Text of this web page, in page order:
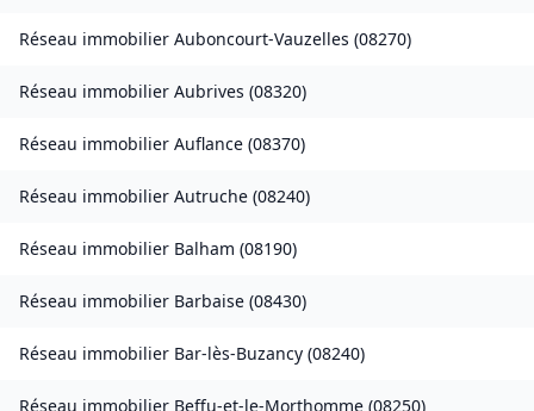
Réseau immobilier Auboncourt-Vauzelles (08270)
Réseau immobilier Aubrives (08320)
Réseau immobilier Auflance (08370)
Réseau immobilier Autruche (08240)
Réseau immobilier Balham (08190)
Réseau immobilier Barbaise (08430)
Réseau immobilier Bar-lès-Buzancy (08240)
Réseau immobilier Beffu-et-le-Morthomme (08250)